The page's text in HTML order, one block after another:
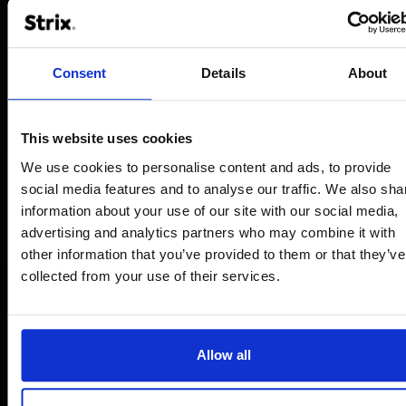
Consent Details About
This website uses cookies
We use cookies to personalise content and ads, to provide
social media features and to analyse our traffic. We also
information about your use of our site with our social media,
advertising and analytics partners who may combine it with
other information that you’ve provided to them or that they’ve
collected from your use of their services.
Allow all
Nacherfüllung.
Schlägt die Nacherfüllung auch nach zwei
Nachbesserungsversuchen fehl, kann der Kunde
nach seiner Wahl Herabsetzung der Vergütung
Vertrages (Rücktritt) verlangen. Bei einem nur
geringfügigen Mangel bzw. einer nur geringfügigen
Abweichung der Ist- von der vereinbarten
Sollbeschaffenheit, steht dem Kunden kein
Rücktrittsrecht zu.
Wählt der Kunde wegen eines Rechts- oder
Sachmangels nach gescheiterter Nacherfüllung
ihm daneben kein Schadenersatzanspruch wegen
der Mangelhaftigkeit zu. Wählt der Kunde indes